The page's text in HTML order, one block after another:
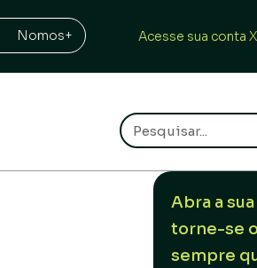
Nomos+ Acesse sua conta
Abra a
torne-se
sempre